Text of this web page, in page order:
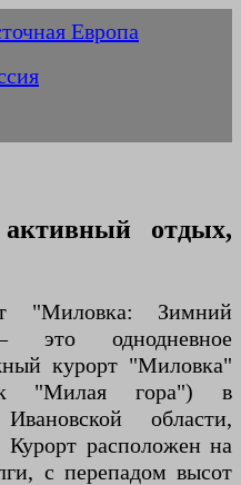
Европа
отдых,
"Миловка: Зимний
однодневное
курорт "Миловка"
"Милая гора") в
области,
Курорт расположен на
с перепадом высот